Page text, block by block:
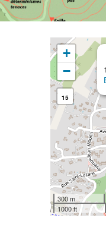
+
−
15
300 m
1000 ft